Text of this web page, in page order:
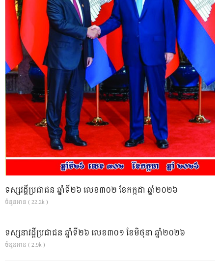
ទស្សវដ្តីប្រជាជន ឆ្នាំទី២៦ លេខ៣០២ ខែកក្កដា ឆ្នាំ២០២៦
ចំនួនអាន ( 22.2k )
ទស្សនាវដ្ដីប្រជាជន ឆ្នាំទី២៦ លេខ៣០១ ខែមិថុនា ឆ្នាំ២០២៦
ចំនួនអាន ( 2.9k )